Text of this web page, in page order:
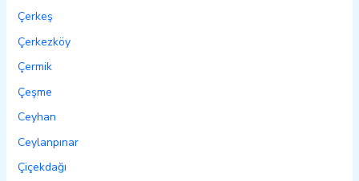
Çerkeş
Çerkezköy
Çermik
Çeşme
Ceyhan
Ceylanpınar
Çiçekdağı